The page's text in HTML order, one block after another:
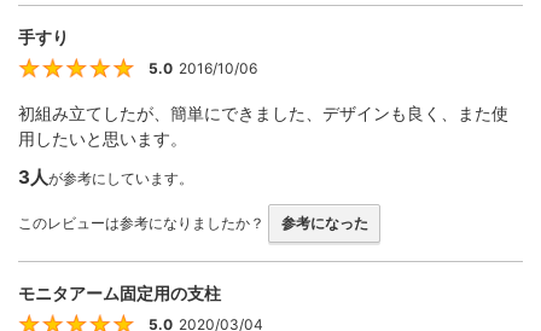
手すり
5
5.0 2016/10/06
初組み立てしたが、簡単にできました、デザインも良く、また使
用したいと思います。
3人が参考にしています。
このレビューは参考になりましたか？ 参考になった
モニタアーム固定用の支柱
5
5.0 2020/03/04